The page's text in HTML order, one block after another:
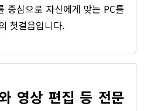
중심으로 자신에게 맞는 PC를
첫걸음입니다.
영상 편집 등 전문